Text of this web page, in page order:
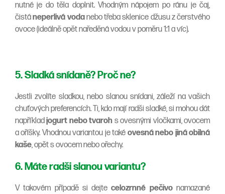
nutné je do těla doplnit. Vhodným nápojem po ránu je čaj,
čistáneperlivá vodanebo třeba sklenice džusu z čerstvého
ovoce (ideálně opět naředěná vodou v poměru 1:1 a víc).
5. Sladká snídaně? Proč ne?
Jestli zvolíte sladkou, nebo slanou snídani, záleží na vašich
chuťových preferencích. Ti, kdo mají radši sladké, si mohou dát
napříkladjogurt nebo tvaroh s ovesnými vločkami, ovocem
a oříšky. Vhodnou variantou je také ovesná nebo jiná obilná
kaše, opět s ovocem nebo ořechy.
6. Máte radši slanou variantu?
V takovém případě si dejtecelozrnné pečivonamazané